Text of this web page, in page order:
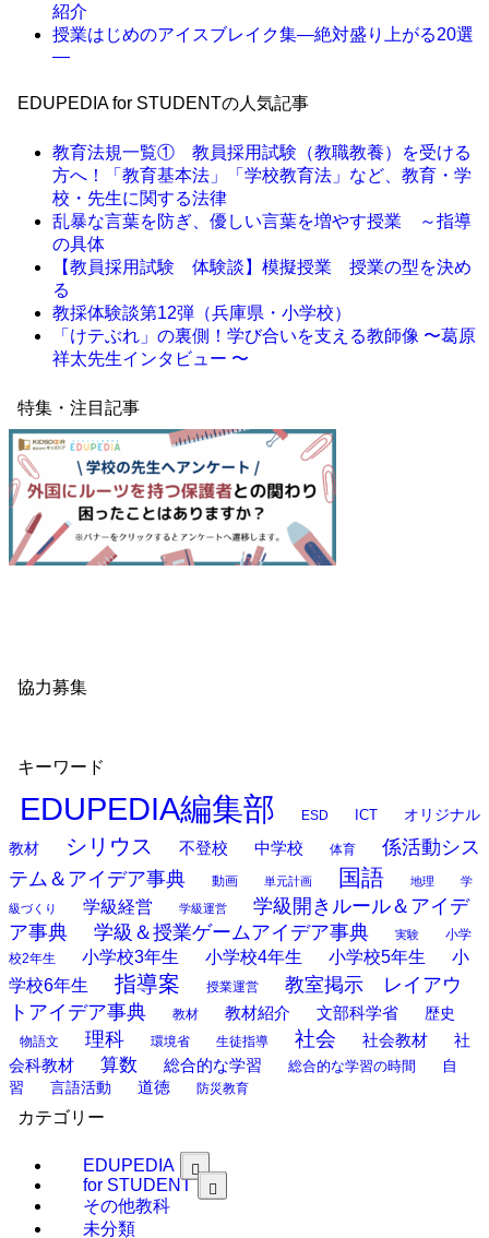
紹介
授業はじめのアイスブレイク集―絶対盛り上がる20選
―
EDUPEDIA for STUDENTの人気記事
教育法規一覧① 教員採用試験（教職教養）を受ける
方へ！「教育基本法」「学校教育法」など、教育・学
校・先生に関する法律
乱暴な言葉を防ぎ、優しい言葉を増やす授業 ～指導
の具体
【教員採用試験 体験談】模擬授業 授業の型を決め
る
教採体験談第12弾（兵庫県・小学校）
「けテぶれ」の裏側！学び合いを支える教師像 〜葛原
祥太先生インタビュー 〜
特集・注目記事
協力募集
キーワード
EDUPEDIA編集部 ESD ICT
オリジナル
教材
シリウス 不登校 中学校 体育
係活動シス
テム＆アイデア事典
動画 単元計画 国語 地理 学
級づくり 学級経営 学級運営
学級開きルール＆アイデ
ア事典
学級＆授業ゲームアイデア事典 実験
小学
校2年生
小学校3年生 小学校4年生 小学校5年生
小
学校6年生
指導案 授業運営
教室掲示 レイアウ
トアイデア事典
教材 教材紹介 文部科学省 歴史
物語文 理科 環境省 生徒指導 社会 社会教材
社
会科教材
算数 総合的な学習 総合的な学習の時間
自
習
言語活動 道徳 防災教育
カテゴリー
EDUPEDIA
for STUDENT
その他教科
未分類